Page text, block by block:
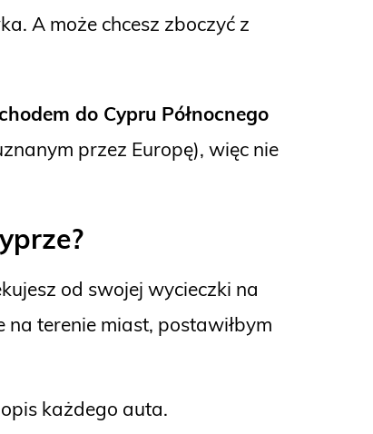
A może chcesz zboczyć z
do Cypru Północnego
przez Europę), więc nie
od swojej wycieczki na
na terenie miast, postawiłbym
każdego auta.